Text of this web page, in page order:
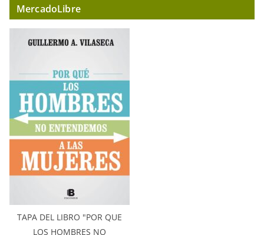
MercadoLibre
TAPA DEL LIBRO "POR QUE
LOS HOMBRES NO